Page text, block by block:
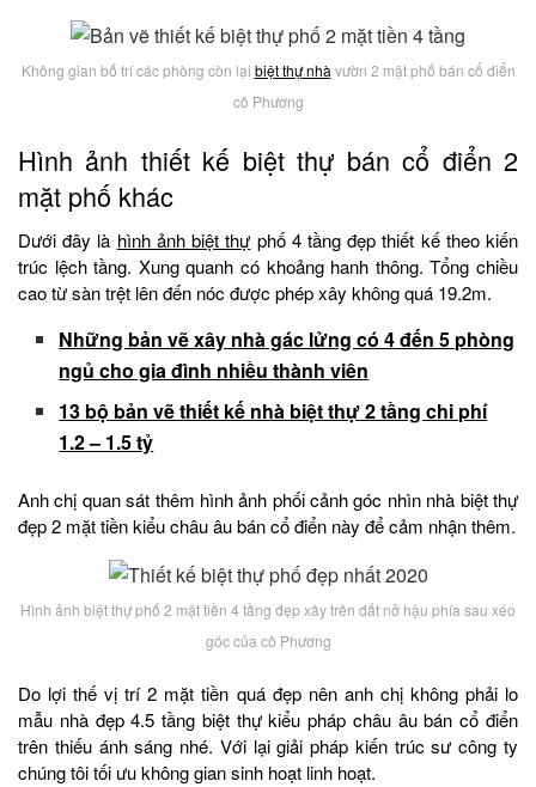
Không gian bố trí các phòng còn lại biệt thự nhà vườn 2 mặt phố bán cổ điển
cô Phương
Hình ảnh thiết kế biệt thự bán cổ điển 2
mặt phố khác
Dưới đây là hình ảnh biệt thự phố 4 tầng đẹp thiết kế theo kiến
trúc lệch tầng. Xung quanh có khoảng hanh thông. Tổng chiều
cao từ sàn trệt lên đến nóc được phép xây không quá 19.2m.
Những bản vẽ xây nhà gác lửng có 4 đến 5 phòng
ngủ cho gia đình nhiều thành viên
13 bộ bản vẽ thiết kế nhà biệt thự 2 tầng chi phí
1.2 – 1.5 tỷ
Anh chị quan sát thêm hình ảnh phối cảnh góc nhìn nhà biệt thự
đẹp 2 mặt tiền kiểu châu âu bán cổ điển này để cảm nhận thêm.
Hình ảnh biệt thự phố 2 mặt tiền 4 tầng đẹp xây trên đất nở hậu phía sau xéo
góc của cô Phương
Do lợi thế vị trí 2 mặt tiền quá đẹp nên anh chị không phải lo
mẫu nhà đẹp 4.5 tầng biệt thự kiểu pháp châu âu bán cổ điển
trên thiếu ánh sáng nhé. Với lại giải pháp kiến trúc sư công ty
chúng tôi tối ưu không gian sinh hoạt linh hoạt.